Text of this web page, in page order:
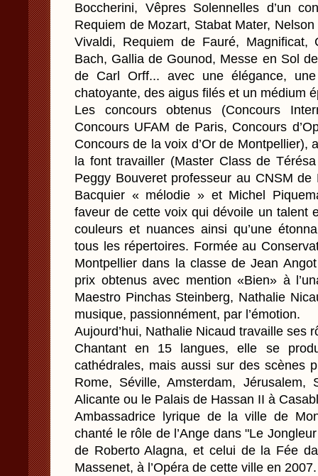
Boccherini, Vêpres Solennelles d’un
Requiem de Mozart, Stabat Mater,
Vivaldi, Requiem de Fauré,
Bach, Gallia de Gounod, Messe en Sol
de Carl Orff... avec une élégance,
chatoyante, des aigus filés et un médium
Les concours obtenus (Concours
Concours UFAM de Paris, Concours
Concours de la voix d’Or de Montpellier),
la font travailler (Master Class de
Peggy Bouveret professeur au CNSM
Bacquier « mélodie » et Michel
faveur de cette voix qui dévoile un talent
couleurs et nuances ainsi qu’une
tous les répertoires. Formée au
Montpellier dans la classe de Jean
prix obtenus avec mention «Bien» à
Maestro Pinchas Steinberg, Nathalie
musique, passionnément, par l’émotion.
Aujourd’hui, Nathalie Nicaud travaille ses
Chantant en 15 langues, elle se
cathédrales, mais aussi sur des scènes
Rome, Séville, Amsterdam, Jérusalem,
Alicante ou le Palais de Hassan II à
Ambassadrice lyrique de la ville de
chanté le rôle de l’Ange dans "Le
de Roberto Alagna, et celui de la Fée
Massenet, à l’Opéra de cette ville en 2007.